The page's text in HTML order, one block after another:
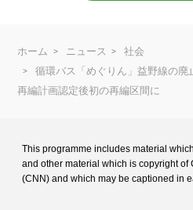
ホーム ニュース
社会
循環バス「めぐりん」益野線の
再編計画認定後初の再編区間に
This programme includes material
and other material which is copyright of
(CNN) and which may be captioned in